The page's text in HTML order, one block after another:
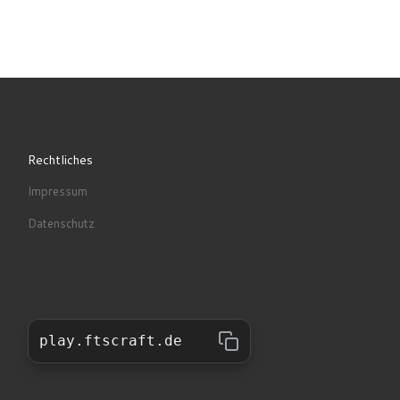
Rechtliches
Impressum
Datenschutz
play.ftscraft.de